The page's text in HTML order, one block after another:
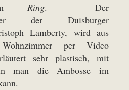
im Ring. Der
der Duisburger
Lamberty, wird aus
per Video
sehr plastisch, mit
man die Ambosse im